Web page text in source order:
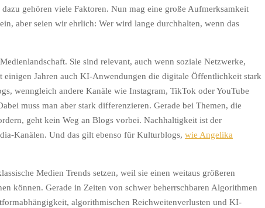
gehören viele Faktoren. Nun mag eine große Aufmerksamkeit
aber seien wir ehrlich: Wer wird lange durchhalten, wenn das
Sie sind relevant, auch wenn soziale Netzwerke,
einigen Jahren auch KI-Anwendungen die digitale Öffentlichkeit stark
wenngleich andere Kanäle wie Instagram, TikTok oder YouTube
muss man aber stark differenzieren. Gerade bei Themen, die
geht kein Weg an Blogs vorbei. Nachhaltigkeit ist der
Kanälen. Und das gilt ebenso für Kulturblogs, wie Angelika
Medien Trends setzen, weil sie einen weitaus größeren
können. Gerade in Zeiten von schwer beherrschbaren Algorithmen
algorithmischen Reichweitenverlusten und KI-